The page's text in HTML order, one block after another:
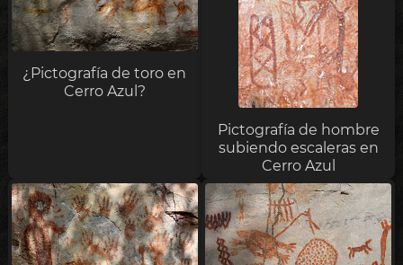
¿Pictografía de toro en
Cerro Azul?
Pictografía de hombre
subiendo escaleras en
Cerro Azul